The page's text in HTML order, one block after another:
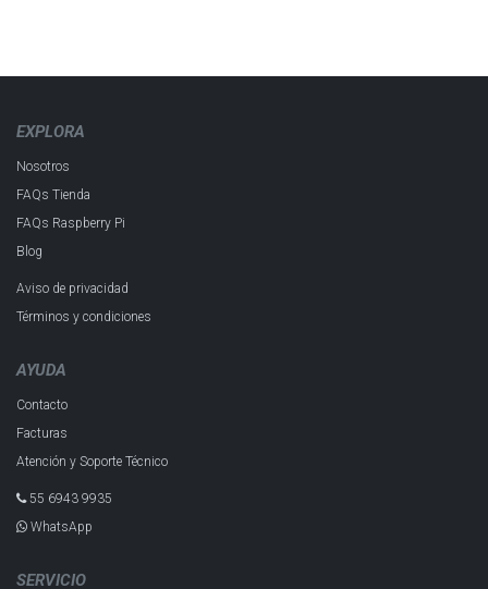
EXPLORA
Nosotros
FAQs Tienda
FAQs Raspberry Pi
Blog
Aviso de privacidad
Términos y condiciones
AYUDA
Contacto
Facturas
Atención y Soporte Técnico
55 6943 993​5
WhatsApp
SERVICIO